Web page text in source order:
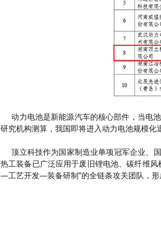
动力电池是新能源汽车的核心部件，当电
研究机构测算，我国即将进入动力电池规模化
顶立科技作为国家制造业单项冠军企业、
热工装备已广泛应用于废旧锂电池、碳纤维
—工艺开发—装备研制”的全链条攻关团队，